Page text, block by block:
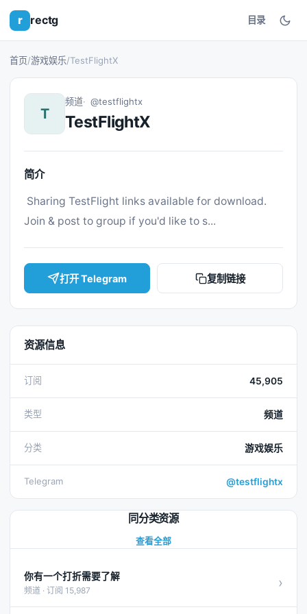
r rectg 目录
首页/游戏娱乐/TestFlightX
T
频道 @testflightx
TestFlightX
简介
Join & post to group if you'd like to s...
打开 Telegram 复制链接
资源信息
订阅 45,905
类型 频道
分类 游戏娱乐
Telegram @testflightx
同分类资源
查看全部
你有一个打折需要了解
频道 · 订阅 15,987 ›